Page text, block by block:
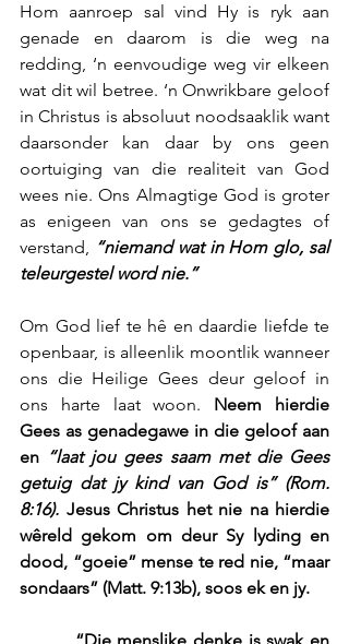
Hom aanroep sal vind Hy is ryk aan
genade en daarom is die weg na
redding, ‘n eenvoudige weg vir elkeen
wat dit wil betree. ‘n Onwrikbare geloof
in Christus is absoluut noodsaaklik want
daarsonder kan daar by ons geen
oortuiging van die realiteit van God
wees nie. Ons Almagtige God is groter
as enigeen van ons se gedagtes of
verstand, “niemand wat in Hom glo, sal
teleurgestel word nie.”
Om God lief te hê en daardie liefde te
openbaar, is alleenlik moontlik wanneer
ons die Heilige Gees deur geloof in
ons harte laat woon. Neem hierdie
Gees as genadegawe in die geloof aan
en “laat jou gees saam met die Gees
getuig dat jy kind van God is” (Rom.
8:16). Jesus Christus het nie na hierdie
wêreld gekom om deur Sy lyding en
dood, “goeie” mense te red nie, “maar
sondaars” (Matt. 9:13b), soos ek en jy.